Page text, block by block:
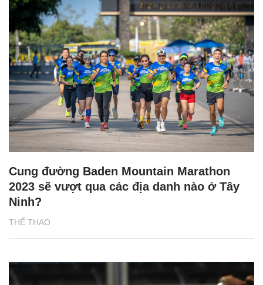
THỂ THAO
Cung đường Baden Mountain Marathon
2023 sẽ vượt qua các địa danh nào ở Tây
Ninh?